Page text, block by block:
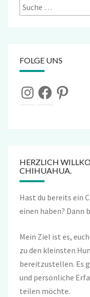
Suche
nach:
FOLGE UNS
InstagramFacebookPinterest
HERZLICH
CHIHUAHUA.
Hast du bereits ein
einen haben? Dann
Mein Ziel ist es,
zu den kleinsten
bereitzustellen. Es
und persönliche
teilen möchte.